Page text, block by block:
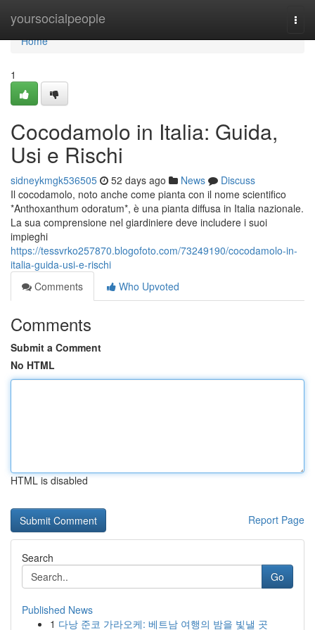
yoursocialpeople
Home
Home
1
Cocodamolo in Italia: Guida,
Usi e Rischi
sidneykmgk536505 52 days ago News
Discuss
Il cocodamolo, noto anche come pianta con il nome scientifico
*Anthoxanthum odoratum*, è una pianta diffusa in Italia nazionale.
La sua comprensione nel giardiniere deve includere i suoi
impieghi
https://tessvrko257870.blogofoto.com/73249190/cocodamolo-in-
italia-guida-usi-e-rischi
Comments
Who Upvoted
Comments
Submit a Comment
No HTML
HTML is disabled
Report Page
Search
Go
Published News
1 다낭 준코 가라오케: 베트남 여행의 밤을 빛낼 곳